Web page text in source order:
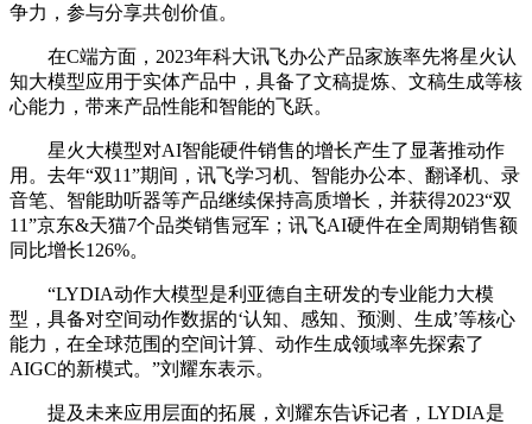
争力，参与分享共创价值。
在C端方面，2023年科大讯飞办公产品家族率先将星火认
知大模型应用于实体产品中，具备了文稿提炼、文稿生成等核
心能力，带来产品性能和智能的飞跃。
星火大模型对AI智能硬件销售的增长产生了显著推动作
用。去年“双11”期间，讯飞学习机、智能办公本、翻译机、录
音笔、智能助听器等产品继续保持高质增长，并获得2023“双
11”京东&天猫7个品类销售冠军；讯飞AI硬件在全周期销售额
同比增长126%。
“LYDIA动作大模型是利亚德自主研发的专业能力大模
型，具备对空间动作数据的‘认知、感知、预测、生成’等核心
能力，在全球范围的空间计算、动作生成领域率先探索了
AIGC的新模式。”刘耀东表示。
提及未来应用层面的拓展，刘耀东告诉记者，LYDIA是